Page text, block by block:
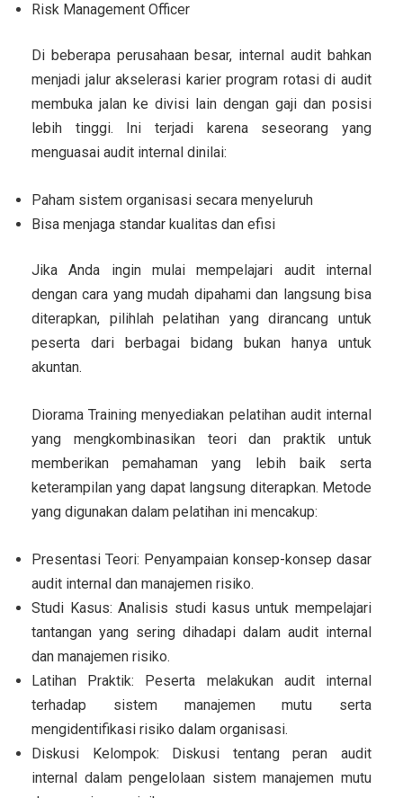
Risk Management Officer
Di beberapa perusahaan besar, internal audit bahkan
menjadi jalur akselerasi karier program rotasi di audit
membuka jalan ke divisi lain dengan gaji dan posisi
lebih tinggi. Ini terjadi karena seseorang yang
menguasai audit internal dinilai:
Paham sistem organisasi secara menyeluruh
Bisa menjaga standar kualitas dan efisi
Jika Anda ingin mulai mempelajari audit internal
dengan cara yang mudah dipahami dan langsung bisa
diterapkan, pilihlah pelatihan yang dirancang untuk
peserta dari berbagai bidang bukan hanya untuk
akuntan.
Diorama Training menyediakan pelatihan audit internal
yang mengkombinasikan teori dan praktik untuk
memberikan pemahaman yang lebih baik serta
keterampilan yang dapat langsung diterapkan. Metode
yang digunakan dalam pelatihan ini mencakup:
Presentasi Teori: Penyampaian konsep-konsep dasar
audit internal dan manajemen risiko.
Studi Kasus: Analisis studi kasus untuk mempelajari
tantangan yang sering dihadapi dalam audit internal
dan manajemen risiko.
Latihan Praktik: Peserta melakukan audit internal
terhadap sistem manajemen mutu serta
mengidentifikasi risiko dalam organisasi.
Diskusi Kelompok: Diskusi tentang peran audit
internal dalam pengelolaan sistem manajemen mutu